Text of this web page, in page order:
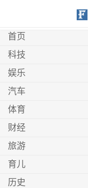
首页
科技
娱乐
汽车
体育
财经
旅游
育儿
历史